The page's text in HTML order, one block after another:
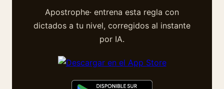
Apostrophe· entrena esta regla con
dictados a tu nivel, corregidos al instante
por IA.